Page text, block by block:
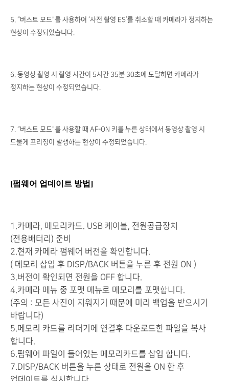
5. “버스트 모드"를 사용하여 ‘사전 촬영 ES’를 취소할 때 카메라가 정지하는
현상이 수정되었습니다.
6. 동영상 촬영 시 촬영 시간이 5시간 35분 30초에 도달하면 카메라가
정지하는 현상이 수정되었습니다.
7. “버스트 모드"를 사용할 때 AF-ON 키를 누른 상태에서 동영상 촬영 시
드물게 프리징이 발생하는 현상이 수정되었습니다.
[펌웨어 업데이트 방법]
1.카메라, 메모리카드. USB 케이블, 전원공급장치
(전용배터리) 준비
2.현재 카메라 펌웨어 버전을 확인합니다.
( 메모리 삽입 후 DISP/BACK 버튼을 누른 후 전원 ON )
3.버전이 확인되면 전원을 OFF 합니다.
4.카메라 메뉴 중 포맷 메뉴로 메모리를 포맷합니다.
(주의 : 모든 사진이 지워지기 때문에 미리 백업을 받으시기
바랍니다)
5.메모리 카드를 리더기에 연결후 다운로드한 파일을 복사
합니다.
6.펌웨어 파일이 들어있는 메모리카드를 삽입 합니다.
7.DISP/BACK 버튼을 누른 상태로 전원을 ON 한 후